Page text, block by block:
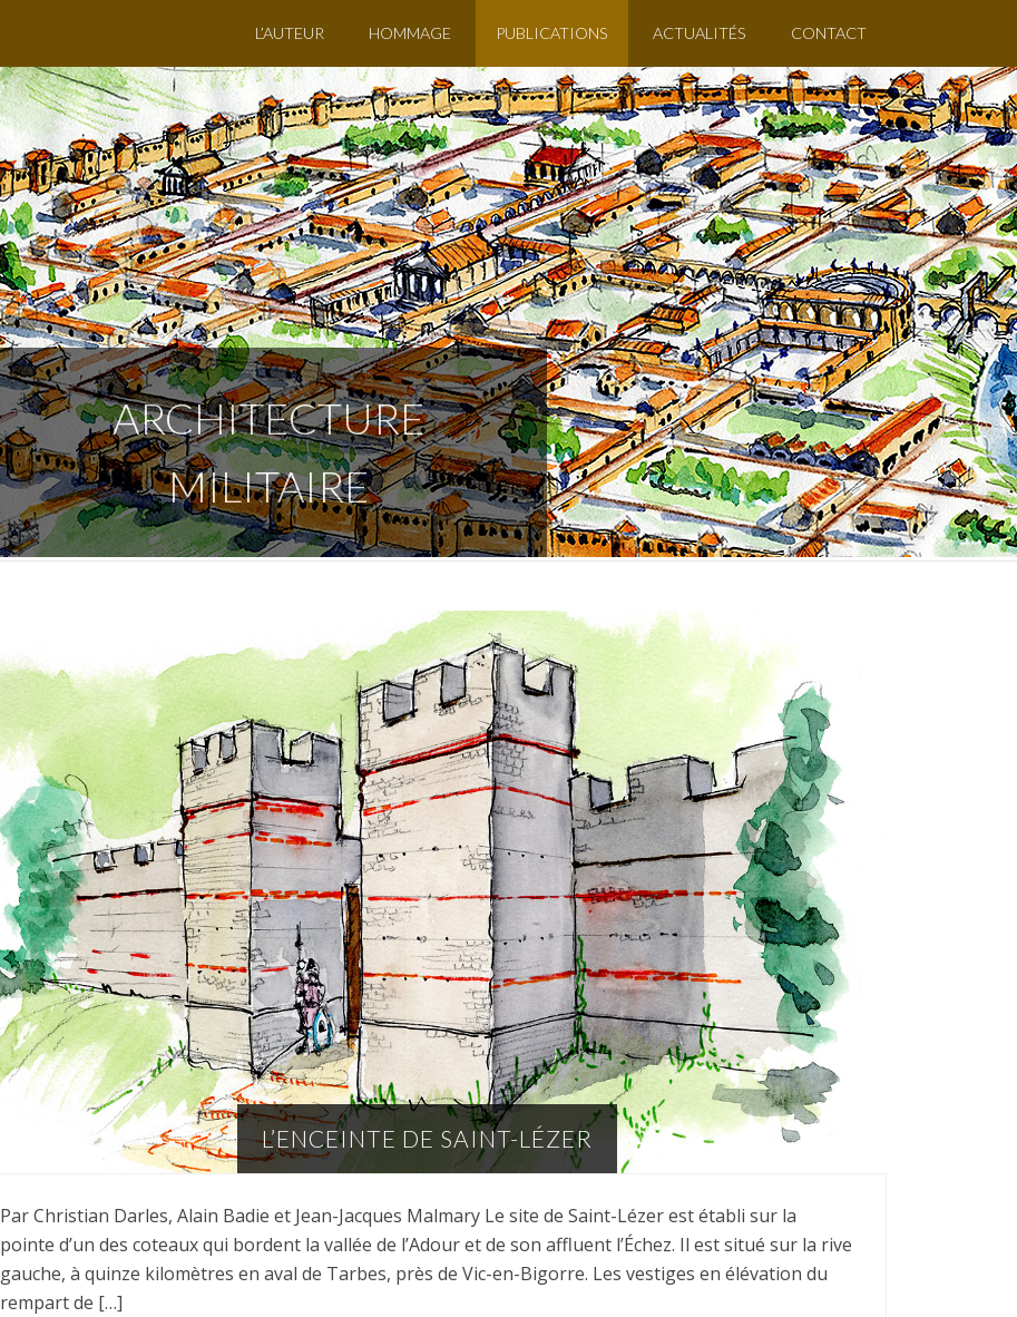
L’AUTEUR HOMMAGE PUBLICATIONS ACTUALITÉS CONTACT
ARCHITECTURE
MILITAIRE
L’ENCEINTE DE SAINT-LÉZER
Par Christian Darles, Alain Badie et Jean-Jacques Malmary Le site de Saint-Lézer est établi sur la
pointe d’un des coteaux qui bordent la vallée de l’Adour et de son affluent l’Échez. Il est situé sur la rive
gauche, à quinze kilomètres en aval de Tarbes, près de Vic-en-Bigorre. Les vestiges en élévation du
rempart de […]